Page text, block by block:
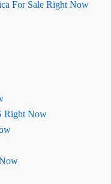
For Sale Right Now
Right Now